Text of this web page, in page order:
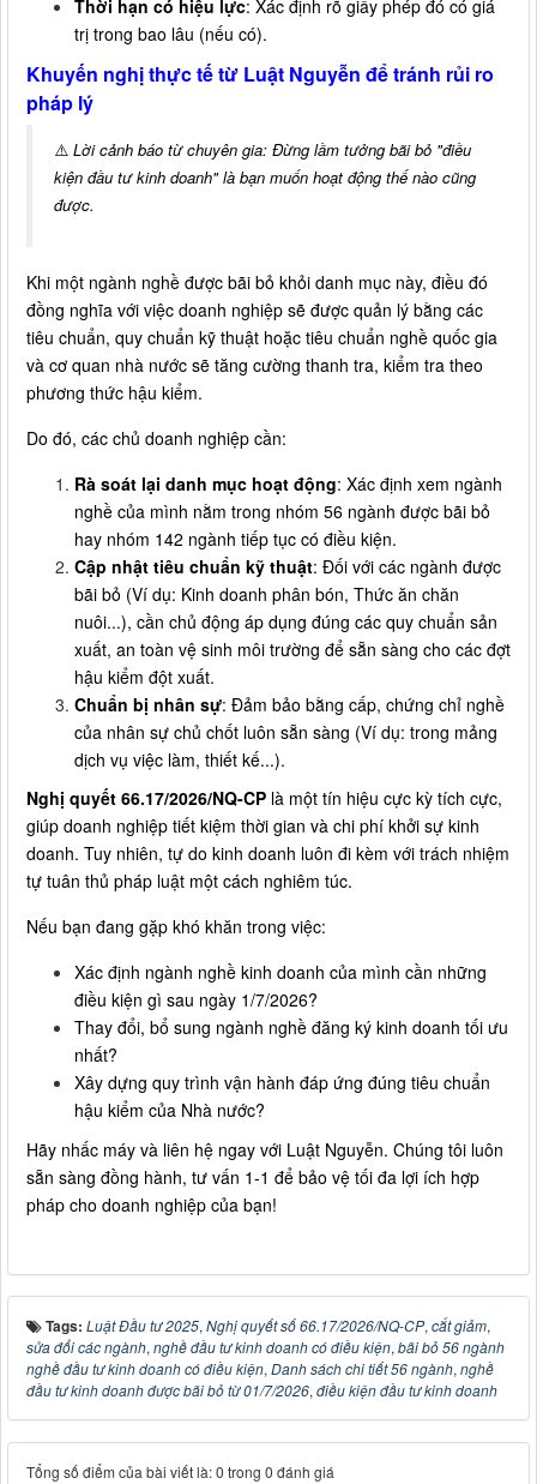
Thời hạn có hiệu lực: Xác định rõ giấy phép đó có giá
trị trong bao lâu (nếu có).
Khuyến nghị thực tế từ Luật Nguyễn để tránh rủi ro
pháp lý
⚠️ Lời cảnh báo từ chuyên gia: Đừng lầm tưởng bãi bỏ "điều
kiện đầu tư kinh doanh" là bạn muốn hoạt động thế nào cũng
được.
Khi một ngành nghề được bãi bỏ khỏi danh mục này, điều đó
đồng nghĩa với việc doanh nghiệp sẽ được quản lý bằng các
tiêu chuẩn, quy chuẩn kỹ thuật hoặc tiêu chuẩn nghề quốc gia
và cơ quan nhà nước sẽ tăng cường thanh tra, kiểm tra theo
phương thức hậu kiểm.
Do đó, các chủ doanh nghiệp cần:
Rà soát lại danh mục hoạt động: Xác định xem ngành
nghề của mình nằm trong nhóm 56 ngành được bãi bỏ
hay nhóm 142 ngành tiếp tục có điều kiện.
Cập nhật tiêu chuẩn kỹ thuật: Đối với các ngành được
bãi bỏ (Ví dụ: Kinh doanh phân bón, Thức ăn chăn
nuôi...), cần chủ động áp dụng đúng các quy chuẩn sản
xuất, an toàn vệ sinh môi trường để sẵn sàng cho các đợt
hậu kiểm đột xuất.
Chuẩn bị nhân sự: Đảm bảo bằng cấp, chứng chỉ nghề
của nhân sự chủ chốt luôn sẵn sàng (Ví dụ: trong mảng
dịch vụ việc làm, thiết kế...).
​​​​​​Nghị quyết 66.17/2026/NQ-CP là một tín hiệu cực kỳ tích cực,
giúp doanh nghiệp tiết kiệm thời gian và chi phí khởi sự kinh
doanh. Tuy nhiên, tự do kinh doanh luôn đi kèm với trách nhiệm
tự tuân thủ pháp luật một cách nghiêm túc.
Nếu bạn đang gặp khó khăn trong việc:
Xác định ngành nghề kinh doanh của mình cần những
điều kiện gì sau ngày 1/7/2026?
Thay đổi, bổ sung ngành nghề đăng ký kinh doanh tối ưu
nhất?
Xây dựng quy trình vận hành đáp ứng đúng tiêu chuẩn
hậu kiểm của Nhà nước?
Hãy nhấc máy và liên hệ ngay với Luật Nguyễn. Chúng tôi luôn
sẵn sàng đồng hành, tư vấn 1-1 để bảo vệ tối đa lợi ích hợp
pháp cho doanh nghiệp của bạn!
Tags: Luật Đầu tư 2025, Nghị quyết số 66.17/2026/NQ-CP, cắt giảm,
sửa đổi các ngành, nghề đầu tư kinh doanh có điều kiện, bãi bỏ 56 ngành
nghề đầu tư kinh doanh có điều kiện, Danh sách chi tiết 56 ngành, nghề
đầu tư kinh doanh được bãi bỏ từ 01/7/2026, điều kiện đầu tư kinh doanh
Tổng số điểm của bài viết là: 0 trong 0 đánh giá